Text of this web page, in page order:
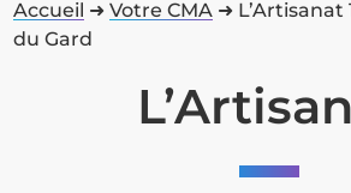
Accueil ➜Votre CMA ➜
du Gard